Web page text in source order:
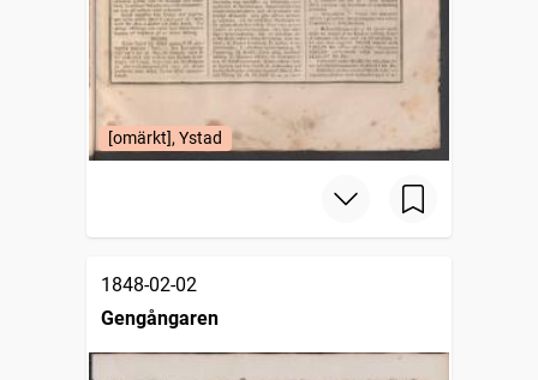
[omärkt], Ystad
1848-02-02
Gengångaren